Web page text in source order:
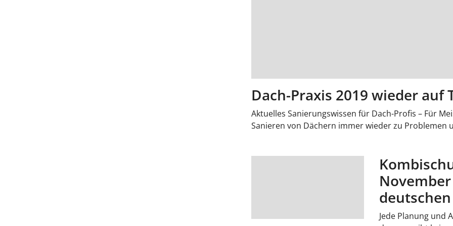
Dach-Praxis 2019 wieder auf
Aktuelles Sanierungswissen für Dach-Profis – Für
Sanieren von Dächern immer wieder zu
Jede Planung und